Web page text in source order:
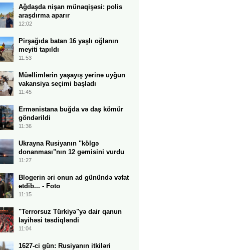
Ağdaşda nişan münaqişəsi: polis
araşdırma aparır
12:02
Pirşağıda batan 16 yaşlı oğlanın
meyiti tapıldı
11:53
Müəllimlərin yaşayış yerinə uyğun
vakansiya seçimi başladı
11:45
Ermənistana buğda və daş kömür
göndərildi
11:36
Ukrayna Rusiyanın "kölgə
donanması"nın 12 gəmisini vurdu
11:27
Blogerin əri onun ad günündə vəfat
etdib... - Foto
11:15
"Terrorsuz Türkiyə"yə dair qanun
layihəsi təsdiqləndi
11:04
1627-ci gün: Rusiyanın itkiləri